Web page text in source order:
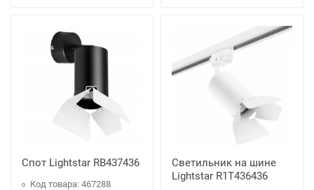
Спот Lightstar RB437436
Код товара: 467288
Светильник на шине
Lightstar R1T436436